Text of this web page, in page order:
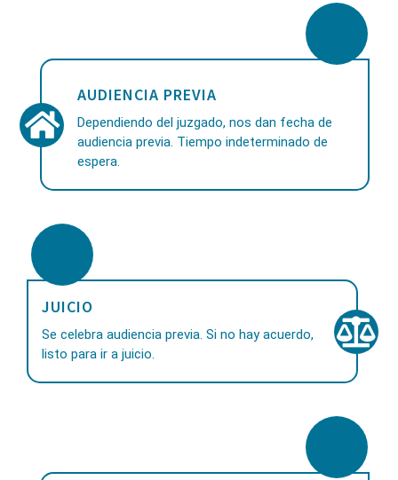
AUDIENCIA PREVIA
Dependiendo del juzgado, nos dan fecha de
audiencia previa. Tiempo indeterminado de
espera.
JUICIO
Se celebra audiencia previa. Si no hay acuerdo,
listo para ir a juicio.